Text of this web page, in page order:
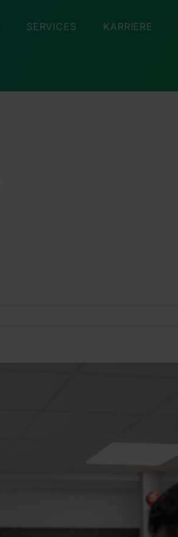
SERVICES KARRIERE